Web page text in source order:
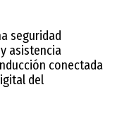
seguridad
asistencia
conectada
del